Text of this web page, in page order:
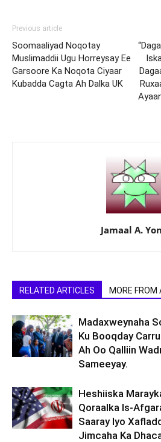
Previous article
Soomaaliyad Noqotay
Muslimaddii Ugu Horreysay Ee
Garsoore Ka Noqota Ciyaar
Kubadda Cagta Ah Dalka UK
Jamaal A.
RELATED ARTICLES MORE FROM
Madaxweynaha
Ku Booqday
Ah Oo Qalliin
Sameeyay.
Heshiiska
Qoraalka Is-
Saaray Iyo
Jimcaha Ka